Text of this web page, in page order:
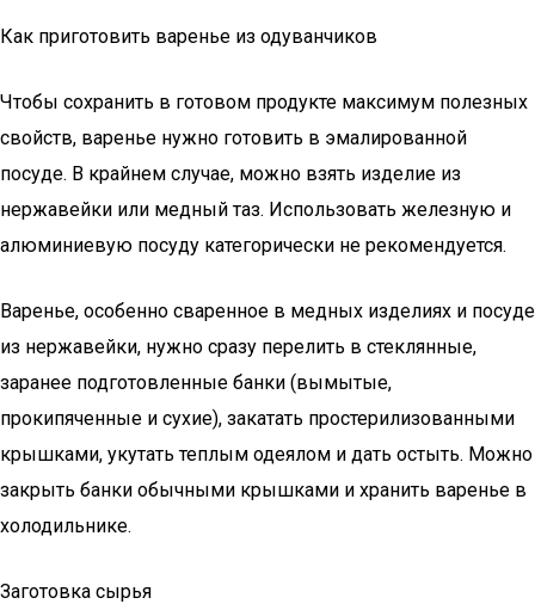
Как приготовить варенье из одуванчиков
Чтобы сохранить в готовом продукте максимум полезных
свойств, варенье нужно готовить в эмалированной
посуде. В крайнем случае, можно взять изделие из
нержавейки или медный таз. Использовать железную и
алюминиевую посуду категорически не рекомендуется.
Варенье, особенно сваренное в медных изделиях и посуде
из нержавейки, нужно сразу перелить в стеклянные,
заранее подготовленные банки (вымытые,
прокипяченные и сухие), закатать простерилизованными
крышками, укутать теплым одеялом и дать остыть. Можно
закрыть банки обычными крышками и хранить варенье в
холодильнике.
Заготовка сырья